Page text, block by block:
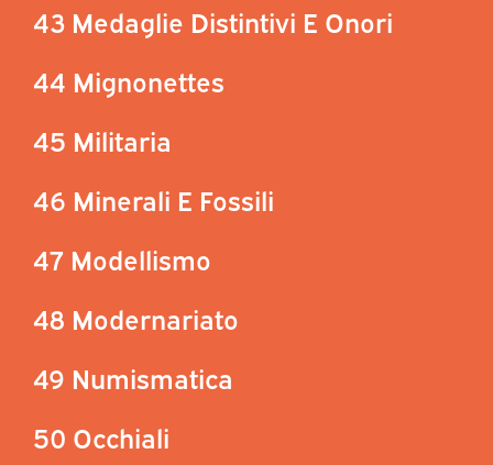
43 Medaglie Distintivi E Onori
44 Mignonettes
45 Militaria
46 Minerali E Fossili
47 Modellismo
48 Modernariato
49 Numismatica
50 Occhiali